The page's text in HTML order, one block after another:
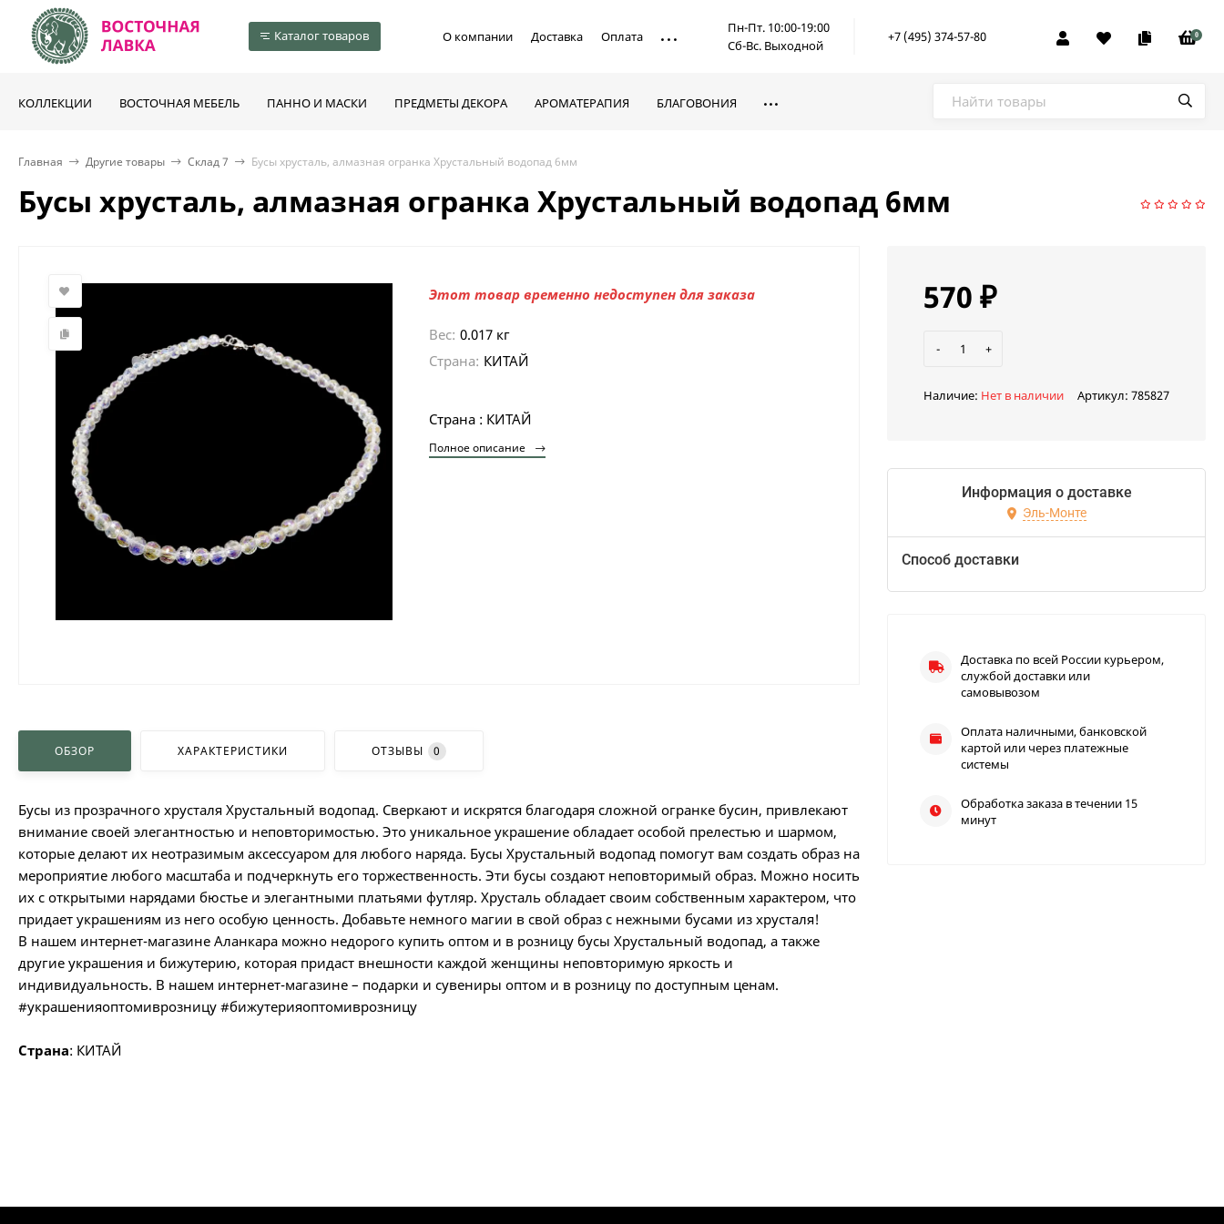
Каталог товаров О компании Доставка Оплата
Пн-Пт. 10:00-19:00
Сб-Вс. Выходной
+7 (495) 374-57-80 0
КОЛЛЕКЦИИ ВОСТОЧНАЯ МЕБЕЛЬ ПАННО И МАСКИ ПРЕДМЕТЫ ДЕКОРА АРОМАТЕРАПИЯ БЛАГОВОНИЯ
Главная Другие товары Склад 7 Бусы хрусталь, алмазная огранка Хрустальный водопад 6мм
Бусы хрусталь, алмазная огранка Хрустальный водопад 6мм
Этот товар временно недоступен для заказа
Вес: 0.017 кг
Страна: КИТАЙ
Страна : КИТАЙ
Полное описание
ОБЗОР ХАРАКТЕРИСТИКИ ОТЗЫВЫ 0
Бусы из прозрачного хрусталя Хрустальный водопад. Сверкают и искрятся благодаря сложной огранке бусин, привлекают
внимание своей элегантностью и неповторимостью. Это уникальное украшение обладает особой прелестью и шармом,
которые делают их неотразимым аксессуаром для любого наряда. Бусы Хрустальный водопад помогут вам создать образ на
мероприятие любого масштаба и подчеркнуть его торжественность. Эти бусы создают неповторимый образ. Можно носить
их с открытыми нарядами бюстье и элегантными платьями футляр. Хрусталь обладает своим собственным характером, что
придает украшениям из него особую ценность. Добавьте немного магии в свой образ с нежными бусами из хрусталя!
В нашем интернет-магазине Аланкара можно недорого купить оптом и в розницу бусы Хрустальный водопад, а также
другие украшения и бижутерию, которая придаст внешности каждой женщины неповторимую яркость и
индивидуальность. В нашем интернет-магазине – подарки и сувениры оптом и в розницу по доступным ценам.
#украшенияоптомиврозницу #бижутерияоптомиврозницу
Страна: КИТАЙ
570 ₽
- +
Наличие: Нет в наличии Артикул: 785827
Информация о доставке
Эль-Монте
Способ доставки
Доставка по всей России курьером,
службой доставки или
самовывозом
Оплата наличными, банковской
картой или через платежные
системы
Обработка заказа в течении 15
минут